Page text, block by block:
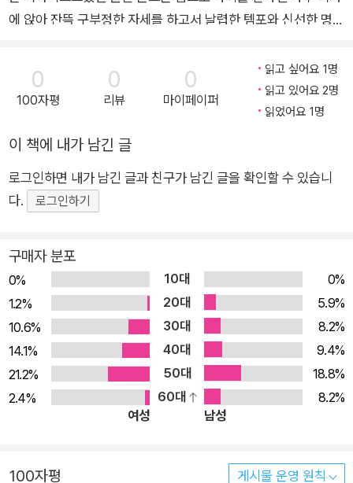
에 앉아 잔뜩 구부정한 자세를 하고서 날렵한 템포와 신선한 명쾌
능뿐만 아니라 괴짜 같은 행동으로도 이름을 얻은 굴드는 연주 도
중 흥얼대는 소리를 내거나 구겨진 연미복 차림으로 무대에 오르
곤 했다. 『워싱턴 포스트』로부터 “이상적인 인터뷰어”라는 찬사
를 받기도 한 작가 조너선 콧은 굴드가 인터뷰를 허락한 극소수의
사람 가운데 하나다. 굴드의 연주 철학을 비롯하여 다양한 음악적
주제를 놓고 오간 재치 있는 대화를 기록한 이 책은 최고의 굴드
대담집으로 평가받고 있다. 최고의 인터뷰어와 피아니스트의 만
으로 활동해온 작가이자 저널리스트 조너선 콧은 글렌 굴드, 존
레넌, 밥 딜런, 레너드 번스타인 등의 인물을 인터뷰하고 이를 책
으로도 출간하면서 최고의 인터뷰어로 꼽혀왔다. 콧은 글렌 굴드
의 오랜 팬이기도 하다. 열세 살 무렵 굴드의 《골드베르크 변주
곡》 음반을 처음 접한 콧은 굴드가 뉴욕 지역의 무대에 오를 때면
어김없이 따라다니며 그의 연주에 푹 빠져들곤 했다. 1960년 어
느 공연 실황을 촬영할 계획을 논의하는 자리에서 굴드와 처음 인
사를 나눈 콧은 그 후에도 편지를 주고받으면서 굴드의 음악에 대
다. 굴드가 세상을 떠난 뒤 콧은 당시의 인터뷰를 모아 여기에 서
0
100자평
0
리뷰
0
마이페이퍼
읽고 싶어요 1명
읽고 있어요 2명
읽었어요 1명
이 책에 내가 남긴 글
로그인하면 내가 남긴 글과 친구가 남긴 글을 확인할 수 있습니
다.
로그인하기
구매자 분포
0% 10대
0%
1.2%
20대
5.9%
10.6%
30대
8.2%
14.1%
40대
9.4%
21.2%
50대
18.8%
2.4%
60대
8.2%
여성
남성
100자평 게시물 운영 원칙